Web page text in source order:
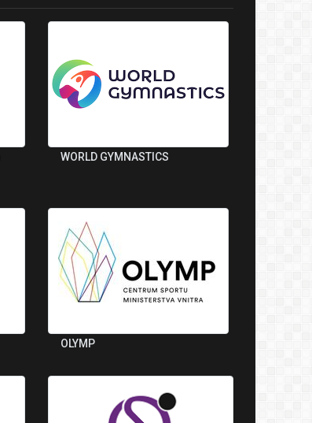
WORLD GYMNASTICS
OLYMP